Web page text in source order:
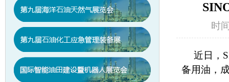
时
近日，
备用油，